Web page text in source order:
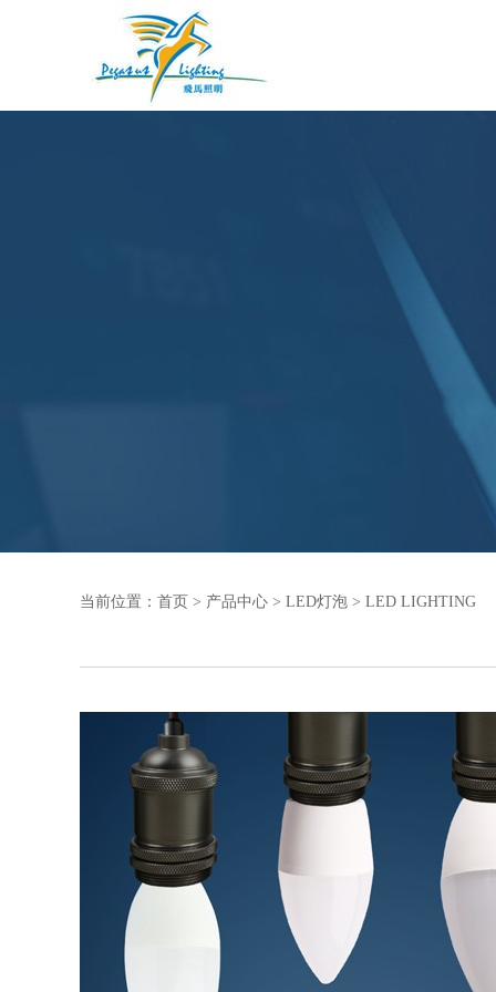
当前位置： 首页 > 产品中心 > LED灯泡 > LED LIGHTING